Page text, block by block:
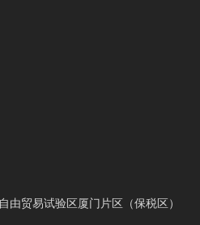
由贸易试验区厦门片区（保税区）